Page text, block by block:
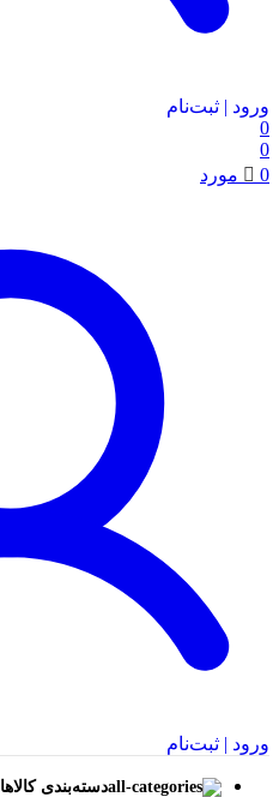
ورود | ثبت‌نام
0
0
0
مورد
ورود | ثبت‌نام
دسته‌بندی کالاها